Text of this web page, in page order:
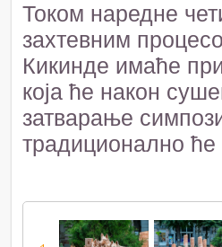
Током наредне
захтевним
Кикинде имаће
која ће након
затварање
традиционално